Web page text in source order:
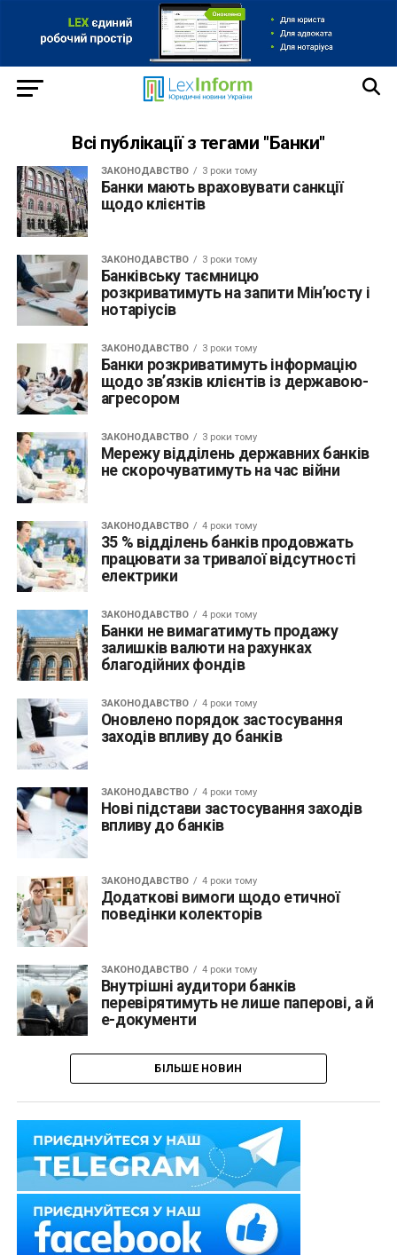
Всі публікації з тегами "Банки"
ЗАКОНОДАВСТВО 3 роки тому
Банки мають враховувати санкції
щодо клієнтів
ЗАКОНОДАВСТВО 3 роки тому
Банківську таємницю
розкриватимуть на запити Мін’юсту і
нотаріусів
ЗАКОНОДАВСТВО 3 роки тому
Банки розкриватимуть інформацію
щодо зв’язків клієнтів із державою-
агресором
ЗАКОНОДАВСТВО 3 роки тому
Мережу відділень державних банків
не скорочуватимуть на час війни
ЗАКОНОДАВСТВО 4 роки тому
35 % відділень банків продовжать
працювати за тривалої відсутності
електрики
ЗАКОНОДАВСТВО 4 роки тому
Банки не вимагатимуть продажу
залишків валюти на рахунках
благодійних фондів
ЗАКОНОДАВСТВО 4 роки тому
Оновлено порядок застосування
заходів впливу до банків
ЗАКОНОДАВСТВО 4 роки тому
Нові підстави застосування заходів
впливу до банків
ЗАКОНОДАВСТВО 4 роки тому
Додаткові вимоги щодо етичної
поведінки колекторів
ЗАКОНОДАВСТВО 4 роки тому
Внутрішні аудитори банків
перевірятимуть не лише паперові, а й
е-документи
БІЛЬШЕ НОВИН